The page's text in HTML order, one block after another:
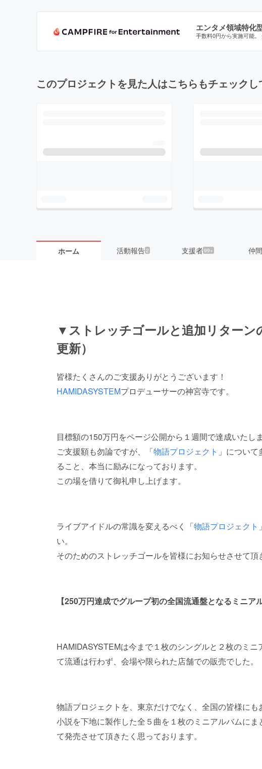
エンタメ領域特化
手数料0円から実施可能。
このプロジェクトを見た人はこちらもチェック
ホーム 活動報告2 支援者99+ 仲
▼ストレッチゴールと追加リターン
更新）
皆様たくさんのご支援ありがとうございます！
HAMIDASYSTEMプロデューサーの神宮寺です。
目標額の150万円をページ公開から１週間で達成いたし
ご支援額も勿論ですが、「物語プロジェクト 」につい
ること、本当に励みになっております。
この場を借りて御礼申し上げます。
ライブアイドルの常識を変えるべく「物語プロジェクト
い。
そのためのストレッチゴールを皆様にお知らせさせて頂
【250万円達成でグループ初の全国流通盤となるミニア
HAMIDASYSTEMは今まで１枚のシングルと２枚のミ
て流通は行わず、会場や限られた店舗での販売でした。
物語プロジェクトを、東京だけでなく、全国の皆様にも
小説を下地に製作した全５曲を１枚のミニアルバムに
て発売させて頂きたく思っております。